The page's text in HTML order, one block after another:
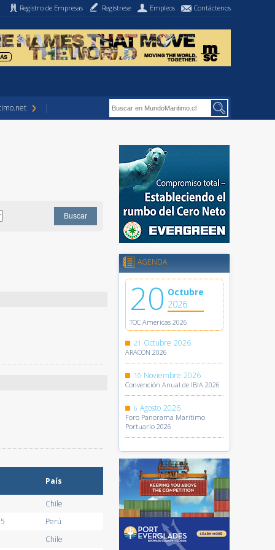
Registro de Empresas Regístrese Empleos Contáctenos
País
Chile
Perú
Chile
AGENDA
20 Octubre
2026
TOC Americas 2026
21 Octubre 2026
ARACON 2026
10 Noviembre 2026
Convención Anual de IBIA 2026
6 Agosto 2026
Foro Panorama Marítimo
Portuario 2026